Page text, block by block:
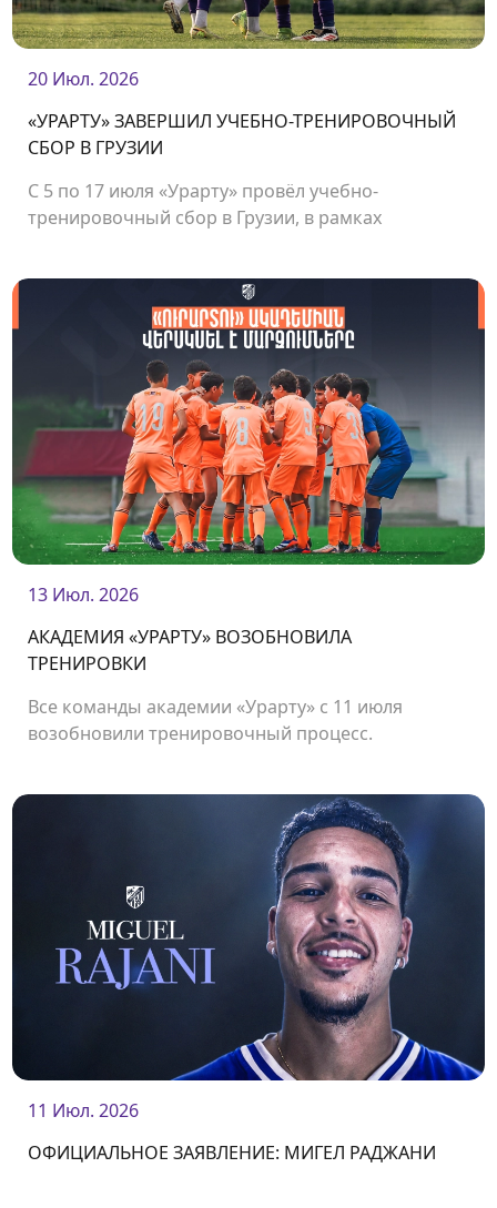
20 Июл. 2026
«УРАРТУ» ЗАВЕРШИЛ УЧЕБНО-ТРЕНИРОВОЧНЫЙ
СБОР В ГРУЗИИ
С 5 по 17 июля «Урарту» провёл учебно-
тренировочный сбор в Грузии, в рамках
13 Июл. 2026
АКАДЕМИЯ «УРАРТУ» ВОЗОБНОВИЛА
ТРЕНИРОВКИ
Все команды академии «Урарту» с 11 июля
возобновили тренировочный процесс.
11 Июл. 2026
ОФИЦИАЛЬНОЕ ЗАЯВЛЕНИЕ: МИГЕЛ РАДЖАНИ